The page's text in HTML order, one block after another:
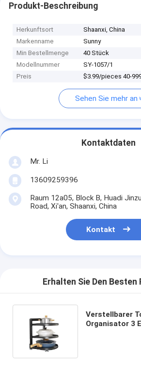
Produkt-Beschreibung
Herkunftsort
Shaanxi, China
Markenname
Sunny
Min Bestellmenge
40 Stück
Modellnummer
SY-1057/1
Preis
$3.99/pieces 40-
Sehen Sie mehr an
Kontaktdaten
Mr. Li
13609259396
Raum 12a05, Block B, Huadi
Road, Xi'an, Shaanxi, China
Kontakt
Erhalten Sie Den Besten
Verstellbarer
Organisator 3